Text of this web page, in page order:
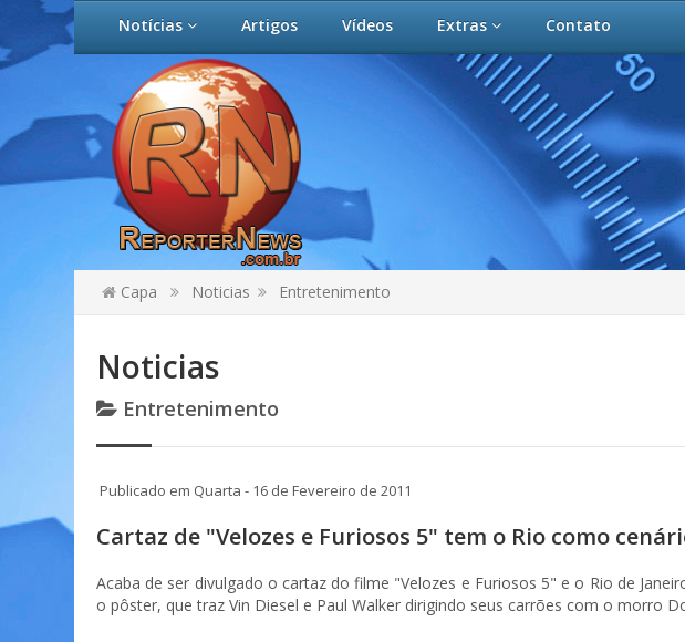
Notícias Artigos Vídeos Extras Contato
Capa Noticias Entretenimento
Noticias
Entretenimento
Publicado em Quarta - 16 de Fevereiro de 2011
Cartaz de "Velozes e Furiosos 5" tem o Rio como
Acaba de ser divulgado o cartaz do filme "Velozes e Furiosos 5" e o Rio de
o pôster, que traz Vin Diesel e Paul Walker dirigindo seus carrões com o morro